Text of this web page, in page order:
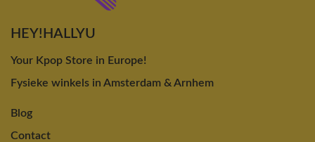
HEY!HALLYU
Your Kpop Store in Europe!
Fysieke winkels in Amsterdam & Arnhem
Blog
Contact